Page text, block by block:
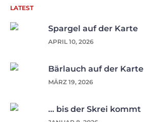
LATEST
Spargel auf der Karte
APRIL 10, 2026
Bärlauch auf der Karte
MÄRZ 19, 2026
… bis der Skrei kommt